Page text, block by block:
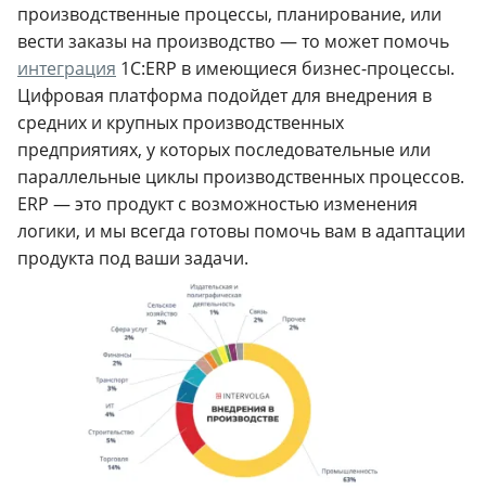
производственные процессы, планирование, или
вести заказы на производство — то может помочь
интеграция 1С:ERP в имеющиеся бизнес-процессы.
Цифровая платформа подойдет для внедрения в
средних и крупных производственных
предприятиях, у которых последовательные или
параллельные циклы производственных процессов.
ERP — это продукт с возможностью изменения
логики, и мы всегда готовы помочь вам в адаптации
продукта под ваши задачи.